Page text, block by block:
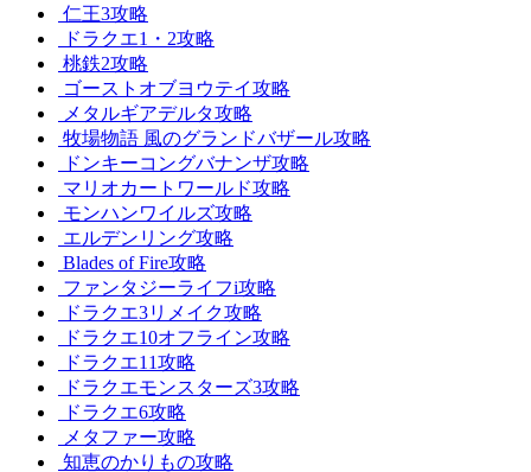
仁王3攻略
ドラクエ1・2攻略
桃鉄2攻略
ゴーストオブヨウテイ攻略
メタルギアデルタ攻略
牧場物語 風のグランドバザール攻略
ドンキーコングバナンザ攻略
マリオカートワールド攻略
モンハンワイルズ攻略
エルデンリング攻略
Blades of Fire攻略
ファンタジーライフi攻略
ドラクエ3リメイク攻略
ドラクエ10オフライン攻略
ドラクエ11攻略
ドラクエモンスターズ3攻略
ドラクエ6攻略
メタファー攻略
知恵のかりもの攻略